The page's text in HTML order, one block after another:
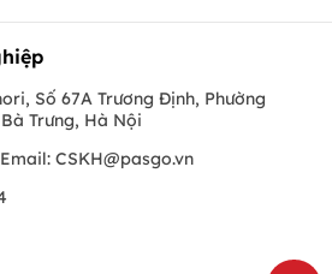
Số 67A Trương Định, Phường
Trưng, Hà Nội
CSKH@pasgo.vn